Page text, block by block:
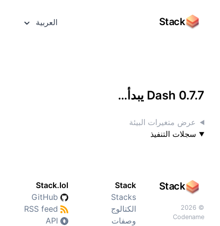
Stack العربية
Dash 0.7.7 يبدأ…
عرض متغيرات البيئة
سجلات التنفيذ
Stack
© 2026
Codename
Stack
Stacks
الكتالوج
وصفات
Stack.lol